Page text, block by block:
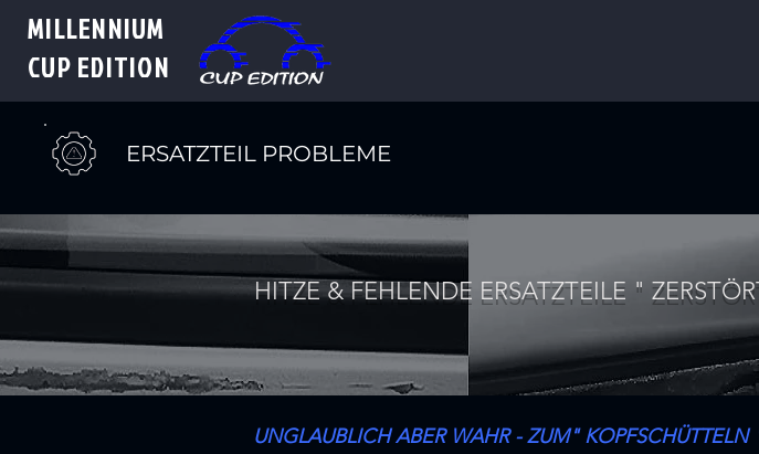
MILLENNIUM
CUP EDITION
ERSATZTEIL PROBLEME
HITZE & FEHLENDE ERSATZTEILE "
UNGLAUBLICH ABER WAHR - ZUM" KOPFSCHÜTTELN